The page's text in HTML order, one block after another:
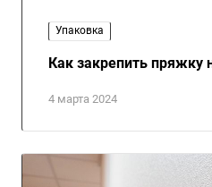
Упаковка
4 марта 2024
Как закрепить пряжку